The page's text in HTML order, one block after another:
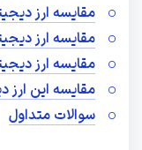
مقایسه ارز
مقایسه ارز
مقایسه ارز
مقایسه این ارز
سوالات متداول